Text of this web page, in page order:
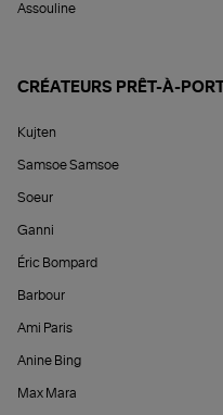
Assouline
CRÉATEURS PRÊT-À-
Kujten
Samsoe Samsoe
Soeur
Ganni
Éric Bompard
Barbour
Ami Paris
Anine Bing
Max Mara